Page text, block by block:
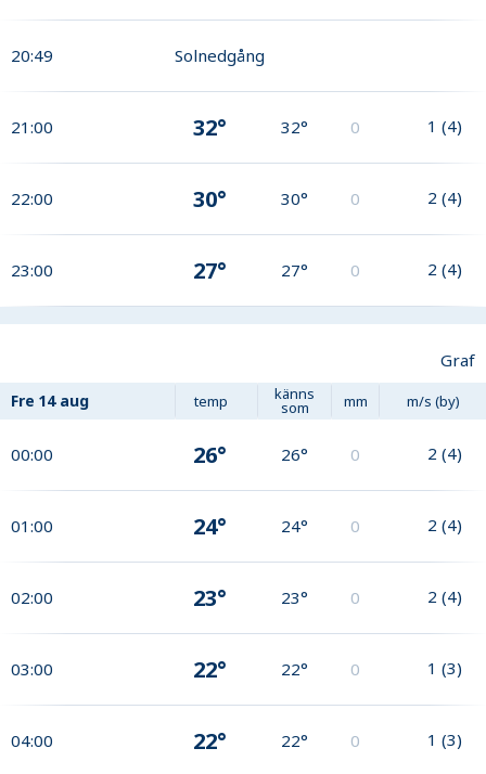
20:49 Solnedgång
21:00 32° 32° 0 1 (4)
22:00 30° 30° 0 2 (4)
23:00 27° 27° 0 2 (4)
Graf
Fre 14 aug temp känns
som mm m/s (by)
00:00 26° 26° 0 2 (4)
01:00 24° 24° 0 2 (4)
02:00 23° 23° 0 2 (4)
03:00 22° 22° 0 1 (3)
04:00 22° 22° 0 1 (3)